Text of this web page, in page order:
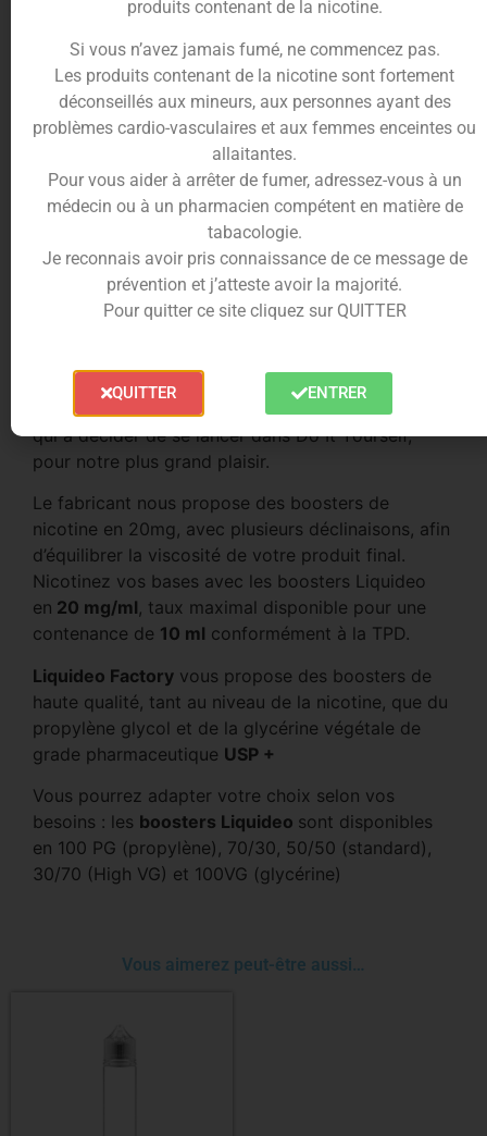
Description Informations complémentaires
Trusted Shops Reviews
Booster de nicotine Liquideo, la
qualité et le prix !
Je crois que nous n’avons plus besoin de présenter
les boosters de nicotine, essentiels à la
Plus besoin de présenter non plusLiquideo
leaders de la fabrication de e-liquides en France,
qui a décider de se lancer dans Do It Yourself,
pour notre plus grand plaisir.
Le fabricant nous propose des boosters de
nicotine en 20mg, avec plusieurs déclinaisons, afin
d’équilibrer la viscosité de votre produit final.
Nicotinez vos bases avec les boosters Liquideo
en 20 mg/ml, taux maximal disponible pour une
contenance de 10 ml conformément à la TPD.
Liquideo Factory vous propose des boosters de
haute qualité, tant au niveau de la nicotine, que du
propylène glycol et de la glycérine végétale de
grade pharmaceutique USP +
Vous pourrez adapter votre choix selon vos
besoins : les boosters Liquideo sont disponibles
en 100 PG (propylène), 70/30, 50/50 (standard),
30/70 (High VG) et 100VG (glycérine)
Vous aimerez peut-être aussi…
produits contenant de la nicotine.
Si vous n’avez jamais fumé, ne commencez pas.
Les produits contenant de la nicotine sont fortement
déconseillés aux mineurs, aux personnes ayant des
problèmes cardio-vasculaires et aux femmes enceintes ou
allaitantes.
Pour vous aider à arrêter de fumer, adressez-vous à un
médecin ou à un pharmacien compétent en matière de
tabacologie.
Je reconnais avoir pris connaissance de ce message de
prévention et j’atteste avoir la majorité.
Pour quitter ce site cliquez sur QUITTER
QUITTER ENTRER